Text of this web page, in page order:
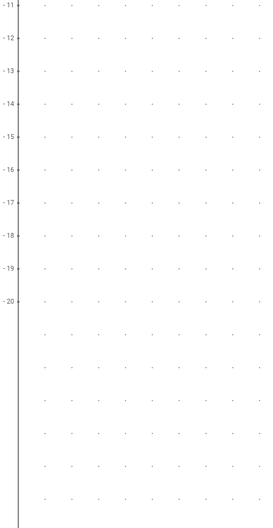
- 11
- 12
- 13
- 14
- 15
- 16
- 17
- 18
- 19
- 20